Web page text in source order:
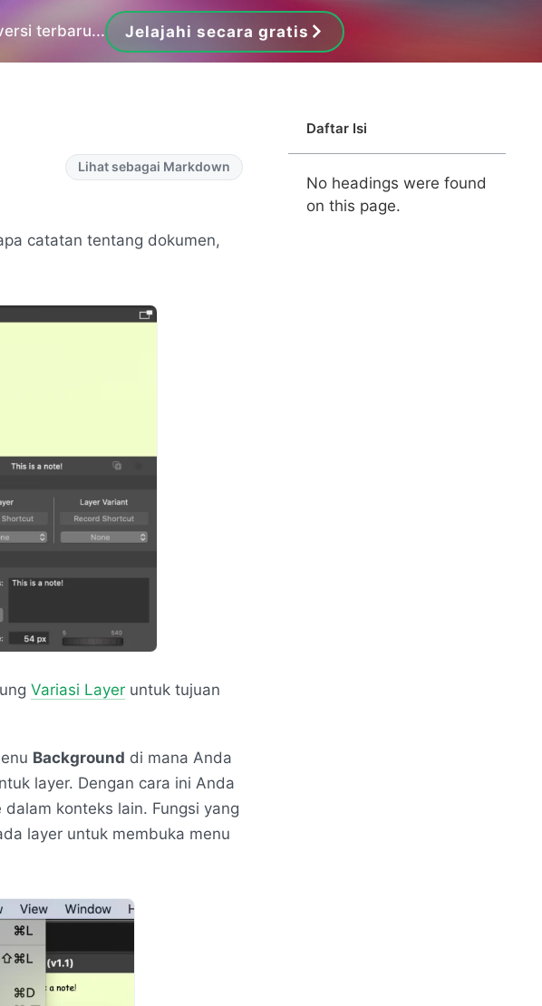
terbaru... Jelajahi secara gratis
Lihat sebagai Markdown
catatan tentang dokumen,
Variasi Layer untuk tujuan
Background di mana Anda
layer. Dengan cara ini Anda
konteks lain. Fungsi yang
layer untuk membuka menu
Daftar Isi
No headings were found
on this page.